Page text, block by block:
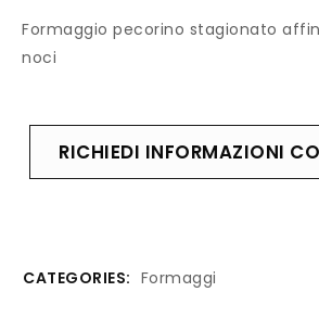
Formaggio pecorino stagionato
noci
RICHIEDI INFORMAZIONI
CATEGORIES: Formaggi